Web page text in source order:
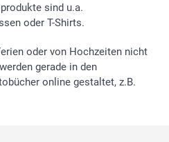
sind u.a.
oder T-Shirts.
oder von Hochzeiten nicht
gerade in den
online gestaltet, z.B.